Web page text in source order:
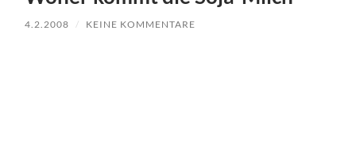
4.2.2008 / KEINE KOMMENTARE